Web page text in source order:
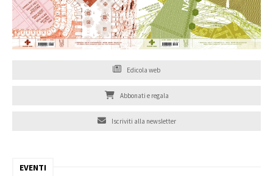
Edicola web
Abbonati e regala
Iscriviti alla newsletter
EVENTI